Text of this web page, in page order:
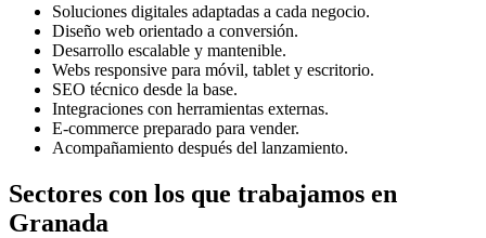
Soluciones digitales adaptadas a cada negocio.
Diseño web orientado a conversión.
Desarrollo escalable y mantenible.
Webs responsive para móvil, tablet y escritorio.
SEO técnico desde la base.
Integraciones con herramientas externas.
E-commerce preparado para vender.
Acompañamiento después del lanzamiento.
Sectores con los que trabajamos en
Granada